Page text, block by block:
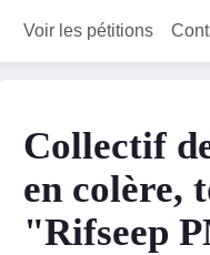
Voir les pétitions
Collectif
en colère,
"Rifseep